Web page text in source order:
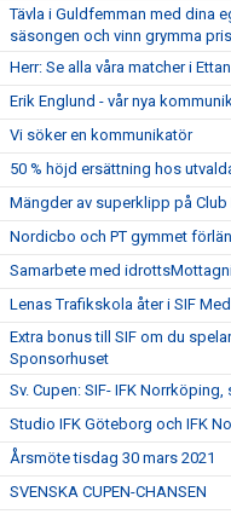
Tävla i Guldfemman med dina
säsongen och vinn grymma
Herr: Se alla våra matcher i
Erik Englund - vår nya
Vi söker en kommunikatör
50 % höjd ersättning hos
Mängder av superklipp på Club
Nordicbo och PT gymmet
Samarbete med
Lenas Trafikskola åter i SIF
Extra bonus till SIF om du
Sponsorhuset
Sv. Cupen: SIF- IFK
Studio IFK Göteborg och IFK
Årsmöte tisdag 30 mars 2021
SVENSKA CUPEN-CHANSEN